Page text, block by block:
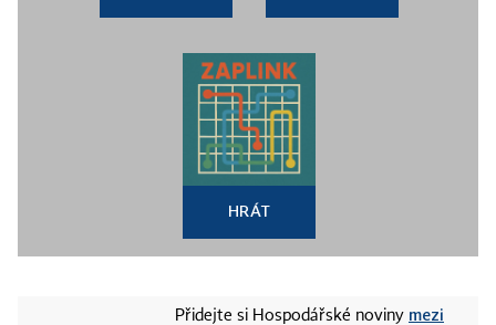
HRÁT
Přidejte si Hospodářské noviny mezi